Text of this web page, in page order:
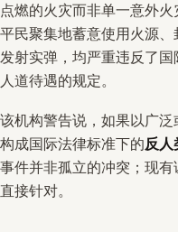
点燃的火灾而非单一意外火
平民聚集地蓄意使用火源
发射实弹，均严重违反了
人道待遇的规定。
该机构警告说，如果以广
构成国际法律标准下的反人
事件并非孤立的冲突；现
直接针对。